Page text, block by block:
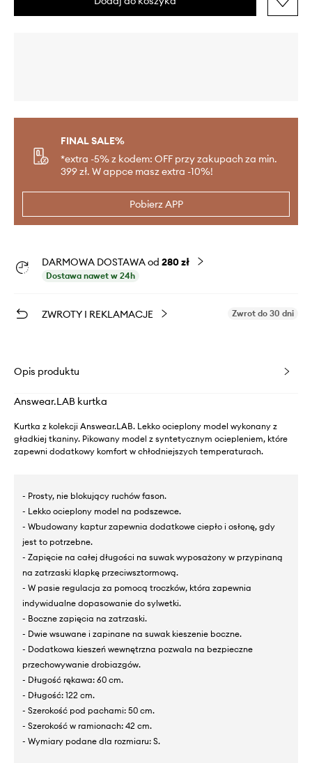
FINAL SALE%
*extra -5% z kodem: OFF przy zakupach za min.
399 zł. W appce masz extra -10%!
Pobierz APP
DARMOWA DOSTAWA od 280 zł
Dostawa nawet w 24h
ZWROTY I REKLAMACJE Zwrot do 30 dni
Opis produktu
Answear.LAB kurtka
Kurtka z kolekcji Answear.LAB. Lekko ocieplony model wykonany z
gładkiej tkaniny. Pikowany model z syntetycznym ociepleniem, które
zapewni dodatkowy komfort w chłodniejszych temperaturach.
- Prosty, nie blokujący ruchów fason.
- Lekko ocieplony model na podszewce.
- Wbudowany kaptur zapewnia dodatkowe ciepło i osłonę, gdy
jest to potrzebne.
- Zapięcie na całej długości na suwak wyposażony w przypinaną
na zatrzaski klapkę przeciwsztormową.
- W pasie regulacja za pomocą troczków, która zapewnia
indywidualne dopasowanie do sylwetki.
- Boczne zapięcia na zatrzaski.
- Dwie wsuwane i zapinane na suwak kieszenie boczne.
- Dodatkowa kieszeń wewnętrzna pozwala na bezpieczne
przechowywanie drobiazgów.
- Długość rękawa: 60 cm.
- Długość: 122 cm.
- Szerokość pod pachami: 50 cm.
- Szerokość w ramionach: 42 cm.
- Wymiary podane dla rozmiaru: S.